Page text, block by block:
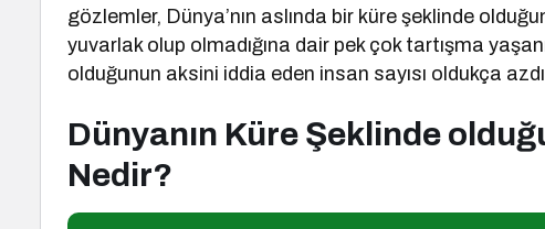
gözlemler, Dünya’nın aslında bir küre şeklinde
yuvarlak olup olmadığına dair pek çok tartışma
olduğunun aksini iddia eden insan sayısı oldukça
Dünyanın Küre Şeklinde
Nedir?